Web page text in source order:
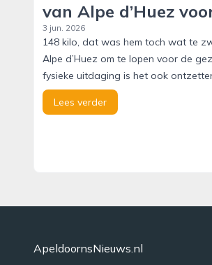
van Alpe d’Huez
3 jun. 2026
148 kilo, dat was hem toch wat te
Alpe d’Huez om te lopen voor de
fysieke uitdaging is het ook
Lees verder
ApeldoornsNieuws.nl